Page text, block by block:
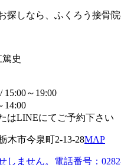
探しなら、ふくろう接骨
史
15:00～19:00
14:00
はLINEにてご予約下さい
⽊市今泉町2-13-28MAP